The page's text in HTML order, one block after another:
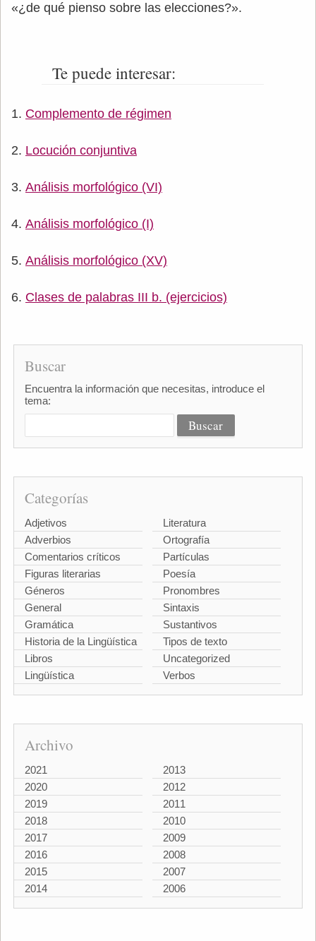
«¿de qué pienso sobre las elecciones?».
Te puede interesar:
Complemento de régimen
Locución conjuntiva
Análisis morfológico (VI)
Análisis morfológico (I)
Análisis morfológico (XV)
Clases de palabras III b. (ejercicios)
Buscar
Encuentra la información que necesitas, introduce el
tema:
Categorías
Adjetivos
Adverbios
Comentarios críticos
Figuras literarias
Géneros
General
Gramática
Historia de la Lingüística
Libros
Lingüística
Literatura
Ortografía
Partículas
Poesía
Pronombres
Sintaxis
Sustantivos
Tipos de texto
Uncategorized
Verbos
Archivo
2021
2020
2019
2018
2017
2016
2015
2014
2013
2012
2011
2010
2009
2008
2007
2006